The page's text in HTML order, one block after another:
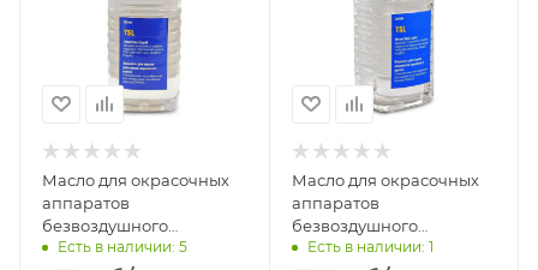
Масло для окрасочных
аппаратов
безвоздушного
распыления TSL 500мл
Есть в наличии: 5
Масло для окрасочных
аппаратов
безвоздушного
распыления TSL ecology
Есть в наличии: 1